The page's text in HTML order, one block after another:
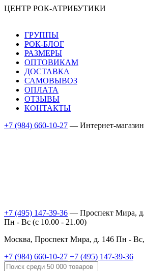
ЦЕНТР РОК-АТРИБУТИКИ
ГРУППЫ
РОК-БЛОГ
РАЗМЕРЫ
ОПТОВИКАМ
ДОСТАВКА
САМОВЫВОЗ
ОПЛАТА
ОТЗЫВЫ
КОНТАКТЫ
+7 (984) 660-10-27 — Интернет-магазин
+7 (495) 147-39-36 — Проспект Мира,
Пн - Вс (c 10.00 - 21.00)
Москва, Проспект Мира, д. 146 Пн - Вс,
+7 (984) 660-10-27 +7 (495) 147-39-36